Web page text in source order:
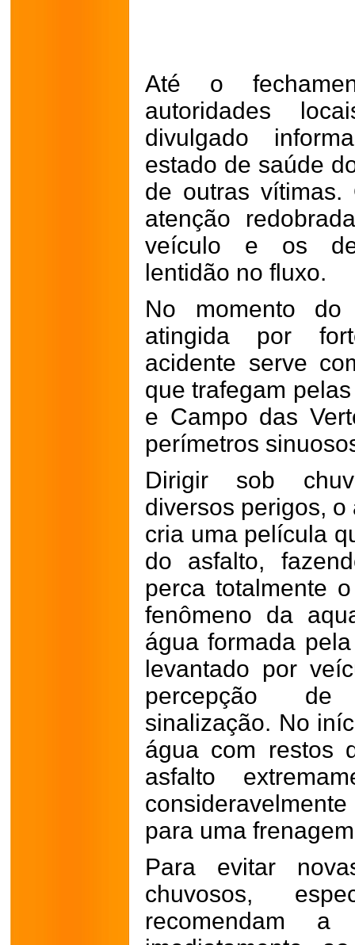
Até o
autoridades
divulgado
estado de saúde
de outras
atenção
veículo e os
lentidão no fluxo.
No momento
atingida por
acidente serve
que trafegam
e Campo das
perímetros
Dirigir sob
diversos perigos,
cria uma película
do asfalto,
perca totalmente
fenômeno da
água formada
levantado por
percepção
sinalização. No
água com restos
asfalto
para uma
Para evitar
chuvosos,
recomendam